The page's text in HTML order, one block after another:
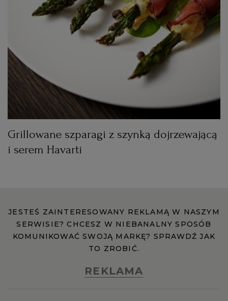
SZCZECIN
WAŁBRZYCH
ZAKOPANE
ZIELONA GÓRA
Grillowane szparagi z szynką dojrzewającą
i serem Havarti
JESTEŚ ZAINTERESOWANY REKLAMĄ W NASZYM
SERWISIE? CHCESZ W NIEBANALNY SPOSÓB
KOMUNIKOWAĆ SWOJĄ MARKĘ? SPRAWDŹ JAK
TO ZROBIĆ.
REKLAMA